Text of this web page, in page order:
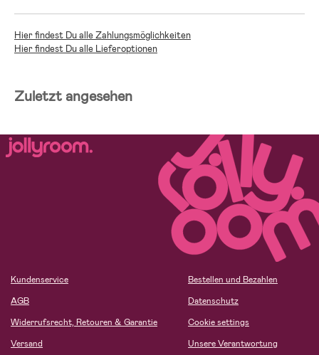
Hier findest Du alle Zahlungsmöglichkeiten
Hier findest Du alle Lieferoptionen
Zuletzt angesehen
Kundenservice
AGB
Widerrufsrecht, Retouren & Garantie
Versand
Bestellen und Bezahlen
Datenschutz
Cookie settings
Unsere Verantwortung